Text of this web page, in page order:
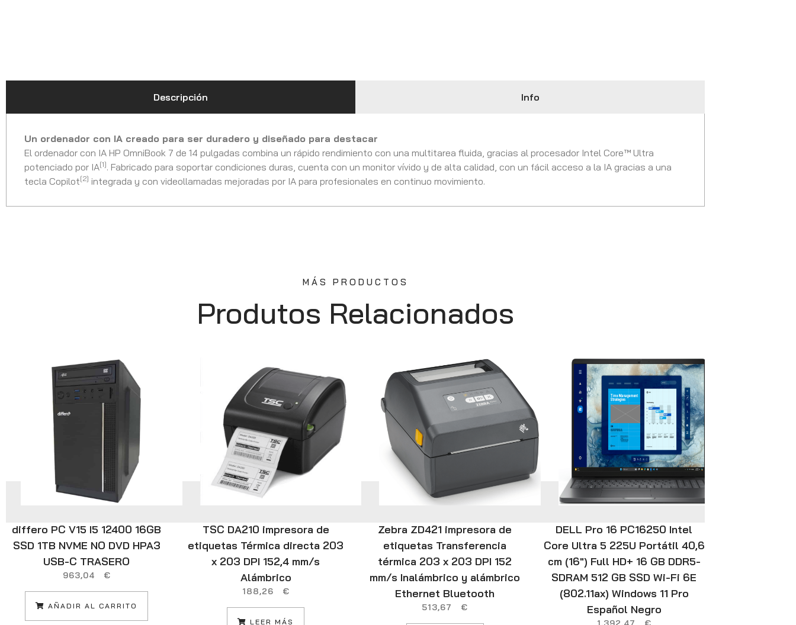
Descripción Info
Un ordenador con IA creado para ser duradero y diseñado para destacar
El ordenador con IA HP OmniBook 7 de 14 pulgadas combina un rápido rendimiento con una multitarea fluida, gracias al procesador Intel Core™ Ultra
potenciado por IA[1]. Fabricado para soportar condiciones duras, cuenta con un monitor vívido y de alta calidad, con un fácil acceso a la IA gracias a una
tecla Copilot[2] integrada y con videollamadas mejoradas por IA para profesionales en continuo movimiento.
MÁS PRODUCTOS
Produtos Relacionados
differo PC V15 I5 12400 16GB
SSD 1TB NVME NO DVD HPA3
USB-C TRASERO
963,04 €
AÑADIR AL CARRITO
TSC DA210 impresora de
etiquetas Térmica directa 203
x 203 DPI 152,4 mm/s
Alámbrico
188,26 €
LEER MÁS
Zebra ZD421 impresora de
etiquetas Transferencia
térmica 203 x 203 DPI 152
mm/s Inalámbrico y alámbrico
Ethernet Bluetooth
513,67 €
DELL Pro 16 PC16250 Intel
Core Ultra 5 225U Portátil 40,6
cm (16″) Full HD+ 16 GB DDR5-
SDRAM 512 GB SSD Wi-Fi 6E
(802.11ax) Windows 11 Pro
Español Negro